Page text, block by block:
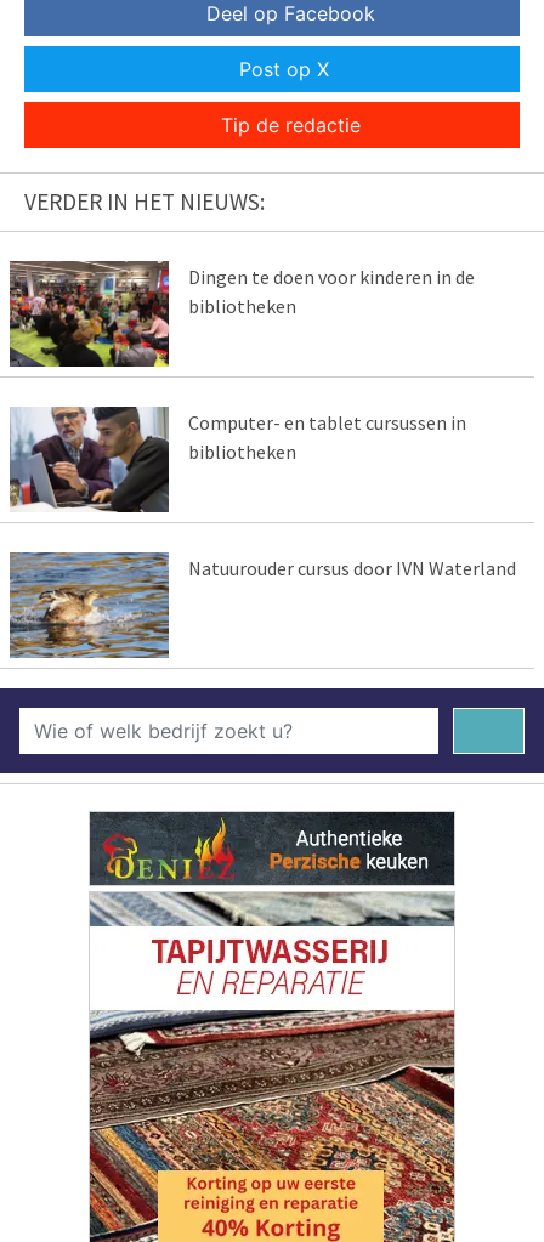
Deel op Facebook
Post op X
Tip de redactie
VERDER IN HET NIEUWS:
Dingen te doen voor kinderen in de
bibliotheken
Computer- en tablet cursussen in
bibliotheken
Natuurouder cursus door IVN Waterland